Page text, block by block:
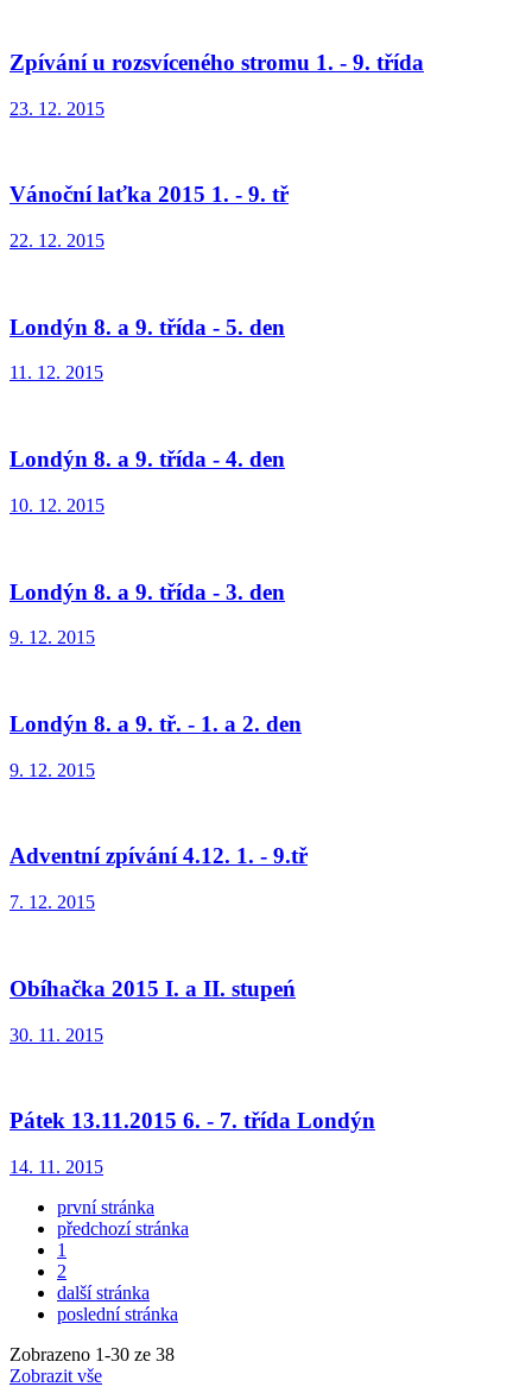
Zpívání u rozsvíceného stromu 1. - 9. třída
23. 12. 2015
Vánoční laťka 2015 1. - 9. tř
22. 12. 2015
Londýn 8. a 9. třída - 5. den
11. 12. 2015
Londýn 8. a 9. třída - 4. den
10. 12. 2015
Londýn 8. a 9. třída - 3. den
9. 12. 2015
Londýn 8. a 9. tř. - 1. a 2. den
9. 12. 2015
Adventní zpívání 4.12. 1. - 9.tř
7. 12. 2015
Obíhačka 2015 I. a II. stupeń
30. 11. 2015
Pátek 13.11.2015 6. - 7. třída Londýn
14. 11. 2015
první stránka
předchozí stránka
1
2
další stránka
poslední stránka
Zobrazeno 1-30 ze 38
Zobrazit vše